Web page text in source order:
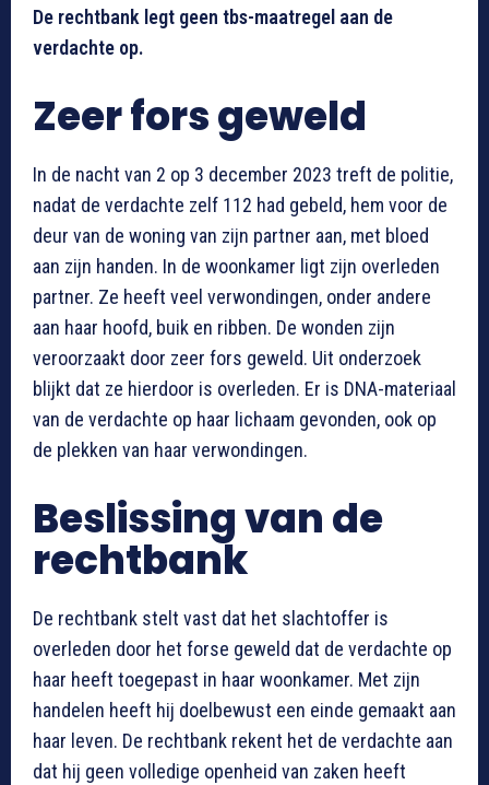
De rechtbank legt geen tbs-maatregel aan de
verdachte op.
Zeer fors geweld
In de nacht van 2 op 3 december 2023 treft de politie,
nadat de verdachte zelf 112 had gebeld, hem voor de
deur van de woning van zijn partner aan, met bloed
aan zijn handen. In de woonkamer ligt zijn overleden
partner. Ze heeft veel verwondingen, onder andere
aan haar hoofd, buik en ribben. De wonden zijn
veroorzaakt door zeer fors geweld. Uit onderzoek
blijkt dat ze hierdoor is overleden. Er is DNA-materiaal
van de verdachte op haar lichaam gevonden, ook op
de plekken van haar verwondingen.
Beslissing van de
rechtbank
De rechtbank stelt vast dat het slachtoffer is
overleden door het forse geweld dat de verdachte op
haar heeft toegepast in haar woonkamer. Met zijn
handelen heeft hij doelbewust een einde gemaakt aan
haar leven. De rechtbank rekent het de verdachte aan
dat hij geen volledige openheid van zaken heeft